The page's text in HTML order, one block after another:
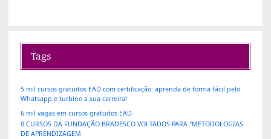
Tags
5 mil cursos gratuitos EAD com certificação: aprenda de forma fácil pelo
Whatsapp e turbine a sua carreira!
6 mil vagas em cursos gratuitos EAD
8 CURSOS DA FUNDAÇÃO BRADESCO VOLTADOS PARA "METODOLOGIAS
DE APRENDIZAGEM